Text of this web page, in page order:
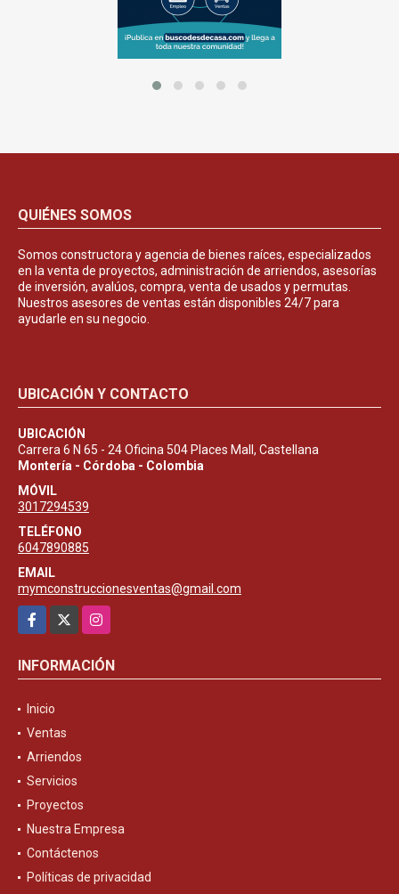
QUIÉNES SOMOS
Somos constructora y agencia de bienes raíces, especializados
en la venta de proyectos, administración de arriendos, asesorías
de inversión, avalúos, compra, venta de usados y permutas.
Nuestros asesores de ventas están disponibles 24/7 para
ayudarle en su negocio.
UBICACIÓN Y CONTACTO
UBICACIÓN
Carrera 6 N 65 - 24 Oficina 504 Places Mall, Castellana
Montería - Córdoba - Colombia
MÓVIL
3017294539
TELÉFONO
6047890885
EMAIL
mymconstruccionesventas@gmail.com
Facebook
Instagram
INFORMACIÓN
Inicio
Ventas
Arriendos
Servicios
Proyectos
Nuestra Empresa
Contáctenos
Políticas de privacidad